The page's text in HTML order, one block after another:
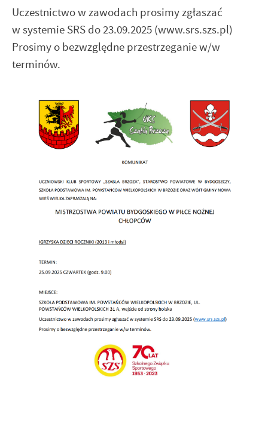
Uczestnictwo w zawodach prosimy zgłaszać
w systemie SRS do 23.09.2025 (www.srs.szs.pl)
Prosimy o bezwzględne przestrzeganie w/w
terminów.